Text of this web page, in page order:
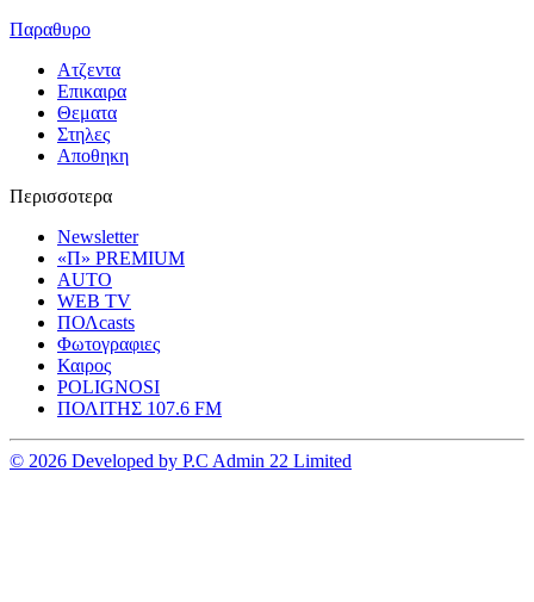
Παραθυρο
Ατζεντα
Επικαιρα
Θεματα
Στηλες
Αποθηκη
Περισσοτερα
Newsletter
«Π» PREMIUM
AUTO
WEB TV
ΠΟΛcasts
Φωτογραφιες
Καιρος
POLIGNOSI
ΠΟΛΙΤΗΣ 107.6 FM
© 2026 Developed by P.C Admin 22 Limited